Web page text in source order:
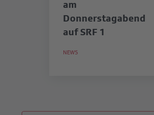
am
Donnerstagabend
auf SRF 1
NEWS